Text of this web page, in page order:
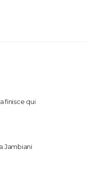
finisce qui
Jambiani